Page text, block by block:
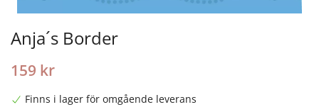
Anja´s Border
159 kr
Finns i lager för omgående leverans